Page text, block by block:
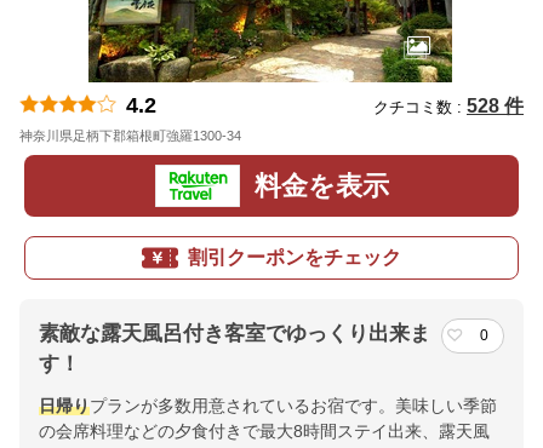
4.2 クチコミ数 : 528 件
神奈川県足柄下郡箱根町強羅1300-34
料金を表示
割引クーポンをチェック
素敵な露天風呂付き客室でゆっくり出来ま
す！
0
日帰りプランが多数用意されているお宿です。美味しい季節
の会席料理などの夕食付きで最大8時間ステイ出来、露天風